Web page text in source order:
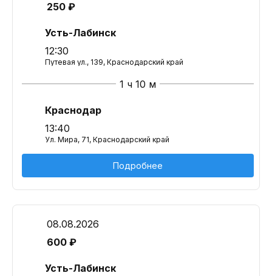
250 ₽
Усть-Лабинск
12:30
Путевая ул., 139, Краснодарский край
1 ч 10 м
Краснодар
13:40
Ул. Мира, 71, Краснодарский край
Подробнее
08.08.2026
600 ₽
Усть-Лабинск